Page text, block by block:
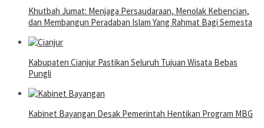
Khutbah Jumat: Menjaga Persaudaraan, Menolak Kebencian,
dan Membangun Peradaban Islam Yang Rahmat Bagi Semesta
Kabupaten Cianjur Pastikan Seluruh Tujuan Wisata Bebas
Pungli
Kabinet Bayangan Desak Pemerintah Hentikan Program MBG